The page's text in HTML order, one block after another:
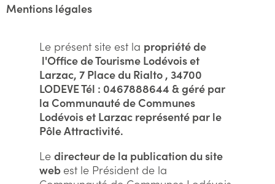
Mentions légales
Le présent site est la propriété de
l'Office de Tourisme Lodévois et
Larzac, 7 Place du Rialto , 34700
LODEVE Tél : 0467888644 & géré par
la Communauté de Communes
Lodévois et Larzac représenté par le
Pôle Attractivité.
Le directeur de la publication du site
web est le Président de la